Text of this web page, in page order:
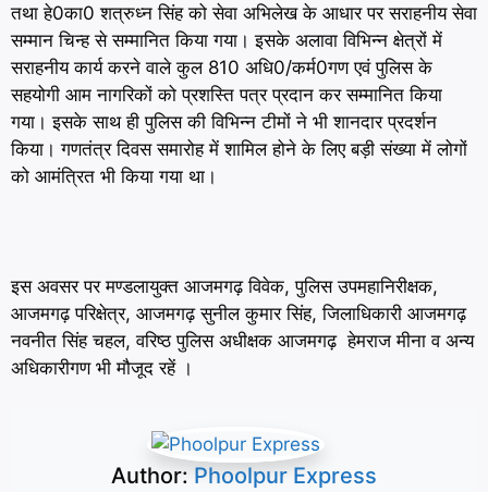
तथा हे0का0 शत्रुध्न सिंह को सेवा अभिलेख के आधार पर सराहनीय सेवा
सम्मान चिन्ह से सम्मानित किया गया। इसके अलावा विभिन्न क्षेत्रों में
सराहनीय कार्य करने वाले कुल 810 अधि0/कर्म0गण एवं पुलिस के
सहयोगी आम नागरिकों को प्रशस्ति पत्र प्रदान कर सम्मानित किया
गया। इसके साथ ही पुलिस की विभिन्न टीमों ने भी शानदार प्रदर्शन
किया। गणतंत्र दिवस समारोह में शामिल होने के लिए बड़ी संख्या में लोगों
को आमंत्रित भी किया गया था।
इस अवसर पर मण्डलायुक्त आजमगढ़ विवेक, पुलिस उपमहानिरीक्षक,
आजमगढ़ परिक्षेत्र, आजमगढ़ सुनील कुमार सिंह, जिलाधिकारी आजमगढ़
नवनीत सिंह चहल, वरिष्ठ पुलिस अधीक्षक आजमगढ़ हेमराज मीना व अन्य
अधिकारीगण भी मौजूद रहें ।
Author: Phoolpur Express